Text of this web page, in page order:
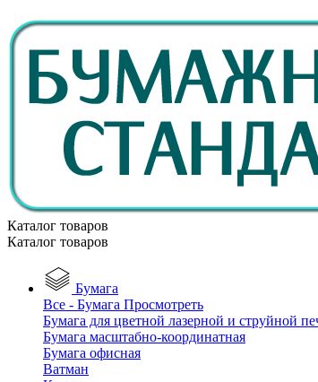
Каталог товаров
Каталог товаров
Бумага
Все - Бумага Просмотреть
Бумага для цветной лазерной и струйной
Бумага масштабно-координатная
Бумага офисная
Ватман